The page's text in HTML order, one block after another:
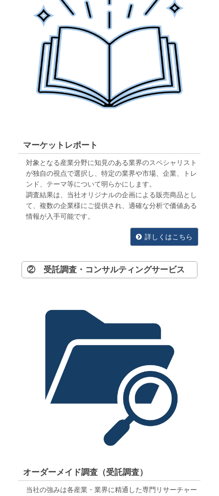
マーケットレポート
対象となる産業分野に知見のある業界のスペシャリスト
が独自の視点で選択し、特定の業界や市場、企業、トレ
ンド、テーマ等について明らかにします。
調査結果は、当社オリジナルの企画による販売商品とし
て、複数の企業様にご提供され、適確な分析で価値ある
情報が入手可能です。
詳しくはこちら
② 受託調査・コンサルティングサービス
オーダーメイド調査（受託調査）
当社の強みは各産業・業界に精通した専門リサーチャー